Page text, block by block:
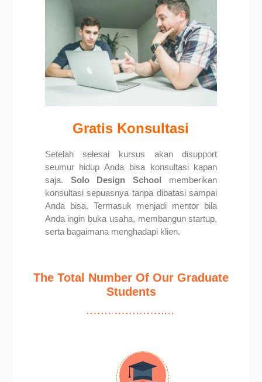
Gratis Konsultasi
Setelah selesai kursus akan disupport
seumur hidup Anda bisa konsultasi kapan
saja. Solo Design School
memberikan
konsultasi sepuasnya tanpa dibatasi sampai
Anda bisa. Termasuk menjadi mentor bila
Anda ingin buka usaha, membangun startup,
serta bagaimana menghadapi klien.
The Total Number Of Our Graduate
Students